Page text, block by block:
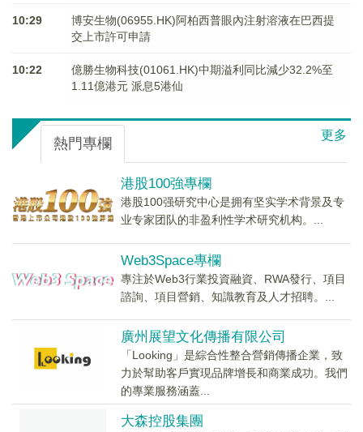
10:29
博安生物(06955.HK)阿柏西普眼內注射溶液在巴西提
交上市許可申請
10:22
億勝生物科技(01061.HK)中期溢利同比減少32.2%至
1.11億港元 派息5港仙
更多
熱門專欄
港股100強專欄
港股100强研究中心是拥有坚实学术背景及专
业专家团队的非盈利性学术研究机构。...
Web3Space專欄
專注於Web3行業投資融資、RWA發行、項目
諮詢、項目營銷、知識教育及人才招聘。...
廣州展望文化傳播有限公司
「Looking」是綜合性整合營銷傳播企業，致
力於幫助客戶實現品牌增長和商業成功。我們
的專業服務涵蓋...
大森控股集團